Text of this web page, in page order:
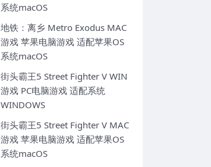
系统macOS
地铁：离乡 Metro Exodus MAC
游戏 苹果电脑游戏 适配苹果OS
系统macOS
街头霸王5 Street Fighter V WIN
游戏 PC电脑游戏 适配系统
WINDOWS
街头霸王5 Street Fighter V MAC
游戏 苹果电脑游戏 适配苹果OS
系统macOS